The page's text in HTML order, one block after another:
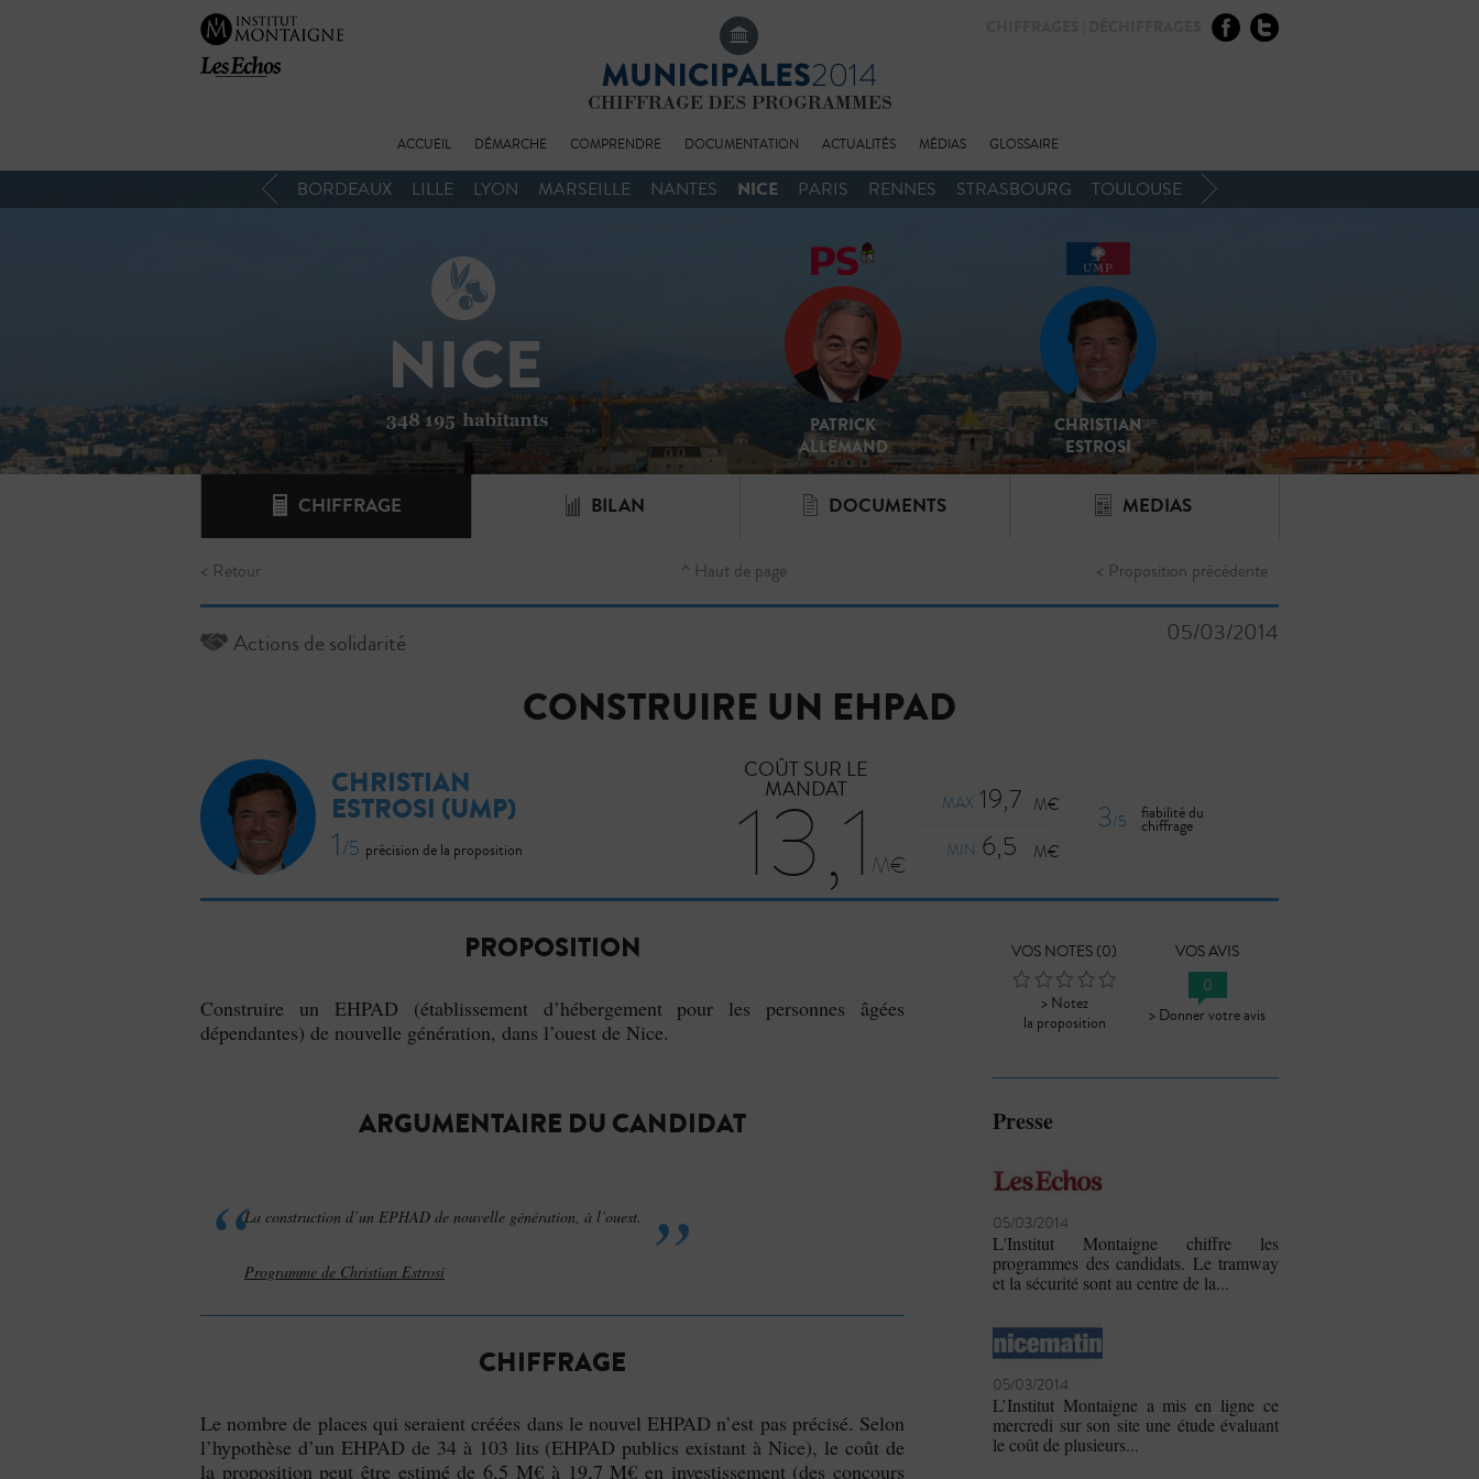
ACCUEIL DÉMARCHE COMPRENDRE DOCUMENTATION ACTUALITÉS MÉDIAS GLOSSAIRE
BORDEAUX LILLE LYON MARSEILLE NANTES NICE PARIS RENNES STRASBOURG TOULOUSE
PATRICK
ALLEMAND
CHRISTIAN
ESTROSI
CHIFFRAGE BILAN DOCUMENTS MEDIAS
< Retour ^ Haut de page < Proposition précédente
Actions de solidarité 05/03/2014
CONSTRUIRE UN EHPAD
CHRISTIAN
ESTROSI (UMP)
1 /5 précision de la proposition
COÛT SUR LE
MANDAT
13,1 MAX 19,7
MIN 6,5
3/5 fiabilité du
chiffrage
PROPOSITION
Construire un EHPAD (établissement d’hébergement pour les personnes âgées
dépendantes) de nouvelle génération, dans l’ouest de Nice.
VOS NOTES (0)
> Notez
la proposition
VOS AVIS
0
> Donner votre avis
ARGUMENTAIRE DU CANDIDAT
La construction d’un EPHAD de nouvelle génération, à l’ouest.
Programme de Christian Estrosi
CHIFFRAGE
Le nombre de places qui seraient créées dans le nouvel EHPAD n’est pas précisé. Selon
l’hypothèse d’un EHPAD de 34 à 103 lits (EHPAD publics existant à Nice), le coût de
la proposition peut être estimé de 6,5 M€ à 19,7 M€ en investissement (des concours
Presse
05/03/2014
L'Institut Montaigne chiffre les
programmes des candidats. Le tramway
et la sécurité sont au centre de la...
05/03/2014
L’Institut Montaigne a mis en ligne ce
mercredi sur son site une étude évaluant
le coût de plusieurs...